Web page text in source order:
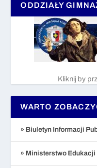
ODDZIAŁY
Kliknij by
WARTO
» Biuletyn Informacji
» Ministerstwo Edukacji